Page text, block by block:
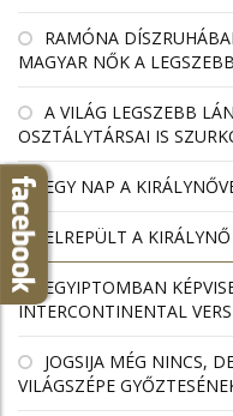
RAMÓNA
MAGYAR NŐK A
A VILÁG LEGSZEBB
OSZTÁLYTÁRSAI IS
EGY NAP A
ELREPÜLT A KIRÁLYNŐ
EGYIPTOMBAN
INTERCONTINENTAL
JOGSIJA MÉG NINCS,
VILÁGSZÉPE